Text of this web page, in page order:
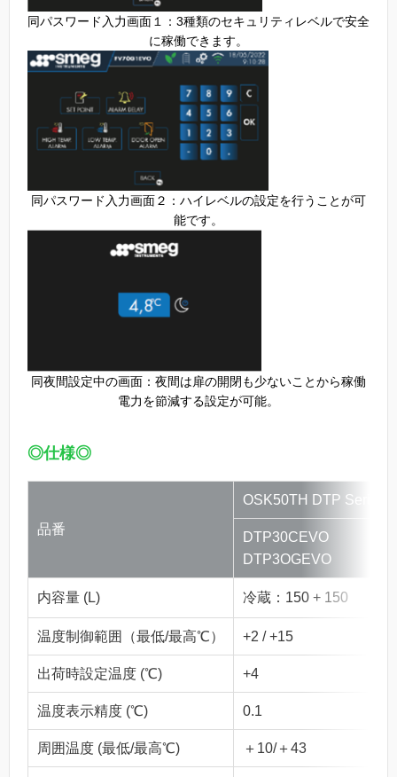
同パスワード入力画面１：3種類のセキュリティレベルで安全
に稼働できます。
同パスワード入力画面２：ハイレベルの設定を行うことが可
能です。
同夜間設定中の画面：夜間は扉の開閉も少ないことから稼働
電力を節減する設定が可能。
◎仕様◎
品番
OSK50TH DTP Series
DTP30CEVO
DTP3OGEVO
内容量 (L) 冷蔵：150 + 150
温度制御範囲（最低/最高℃） +2 / +15
出荷時設定温度 (℃) +4
温度表示精度 (℃) 0.1
周囲温度 (最低/最高℃) ＋10/＋43